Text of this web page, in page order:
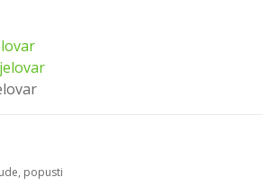
popusti